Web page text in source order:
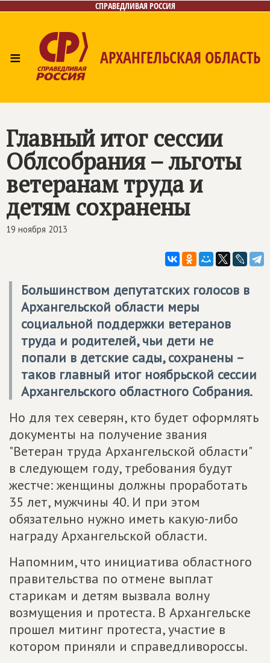
СПРАВЕДЛИВАЯ РОССИЯ
≡ АРХАНГЕЛЬСКАЯ ОБЛАСТЬ
Контакты
Главный итог сессии
Облсобрания – льготы
ветеранам труда и
детям сохранены
19 ноября 2013
Большинством депутатских голосов в
Архангельской области меры
социальной поддержки ветеранов
труда и родителей, чьи дети не
попали в детские сады, сохранены –
таков главный итог ноябрьской сессии
Архангельского областного Собрания.
Но для тех северян, кто будет оформлять
документы на получение звания
"Ветеран труда Архангельской области"
в следующем году, требования будут
жестче: женщины должны проработать
35 лет, мужчины 40. И при этом
обязательно нужно иметь какую-либо
награду Архангельской области.
Напомним, что инициатива областного
правительства по отмене выплат
старикам и детям вызвала волну
возмущения и протеста. В Архангельске
прошел митинг протеста, участие в
котором приняли и справедливороссы.